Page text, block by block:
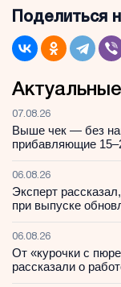
Поделиться
07.08.26
Выше чек — без
прибавляющие
06.08.26
Эксперт
при выпуске
06.08.26
От «курочки с
рассказали о